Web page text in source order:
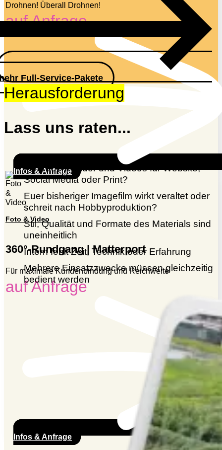
Drohnen! Überall Drohnen!
auf Anfrage
Infos & Anfrage
Foto & Video
360°-Rundgang | Matterport
Für maximale Kundenbindung und Reichweite
auf Anfrage
Infos & Anfrage
Full-Service-Pakete
Herausforderung
Lass uns raten...
Ihr braucht Bilder und Videos für Website,
Social Media oder Print?
Euer bisheriger Imagefilm wirkt veraltet oder
schreit nach Hobbyproduktion?
Stil, Qualität und Formate des Materials sind
uneinheitlich
Intern fehlt Zeit, Technik oder Erfahrung
Mehrere Einsatzzwecke müssen gleichzeitig
bedient werden